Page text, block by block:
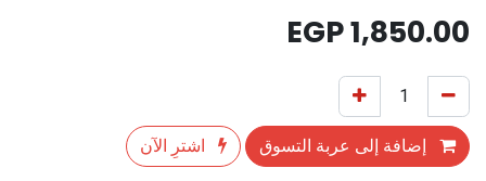
1,850.00
إضافة إلى عربة التسوق اشترِ الآن